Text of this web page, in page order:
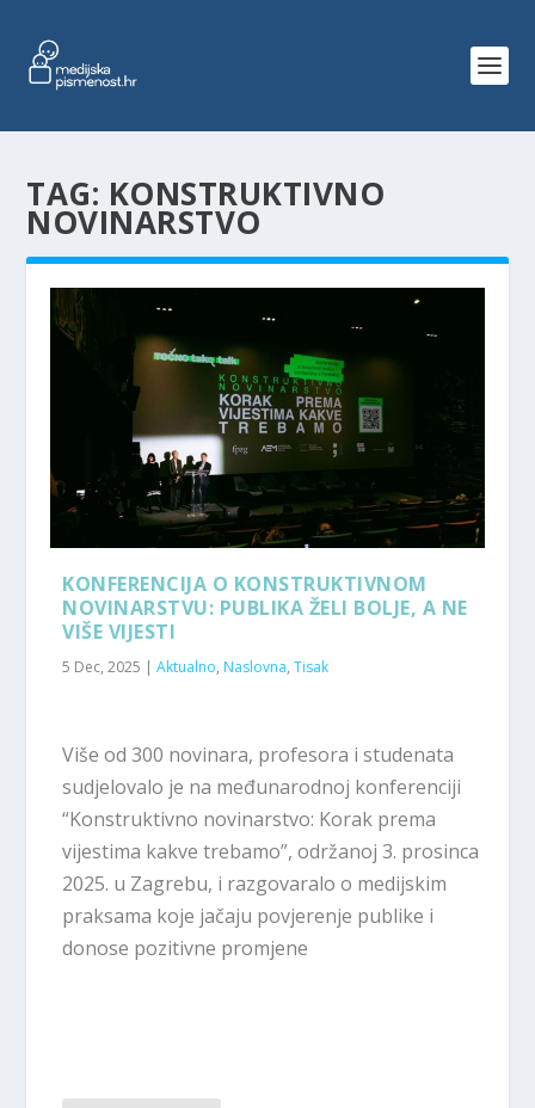
TAG: KONSTRUKTIVNO
NOVINARSTVO
KONFERENCIJA O KONSTRUKTIVNOM
NOVINARSTVU: PUBLIKA ŽELI BOLJE, A NE
VIŠE VIJESTI
5 Dec, 2025 |Aktualno, Naslovna,Tisak
Više od 300 novinara, profesora i studenata
sudjelovalo je na međunarodnoj konferenciji
“Konstruktivno novinarstvo: Korak prema
vijestima kakve trebamo”, održanoj 3. prosinca
2025. u Zagrebu, i razgovaralo o medijskim
praksama koje jačaju povjerenje publike i
donose pozitivne promjene